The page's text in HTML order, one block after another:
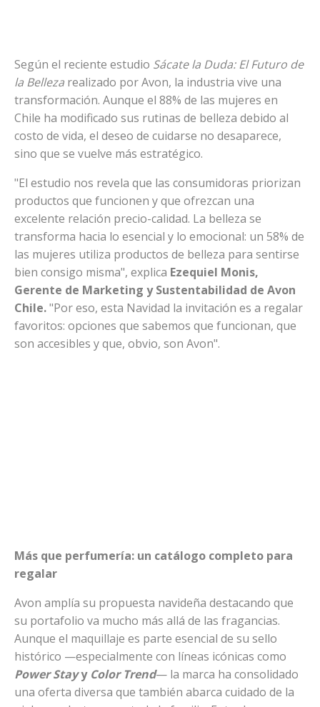
Según el reciente estudio Sácate la Duda: El Futuro de
la Belleza realizado por Avon, la industria vive una
transformación. Aunque el 88% de las mujeres en
Chile ha modificado sus rutinas de belleza debido al
costo de vida, el deseo de cuidarse no desaparece,
sino que se vuelve más estratégico.
"El estudio nos revela que las consumidoras priorizan
productos que funcionen y que ofrezcan una
excelente relación precio-calidad. La belleza se
transforma hacia lo esencial y lo emocional: un 58% de
las mujeres utiliza productos de belleza para sentirse
bien consigo misma", explica Ezequiel Monis,
Gerente de Marketing y Sustentabilidad de Avon
Chile."Por eso, esta Navidad la invitación es a regalar
favoritos: opciones que sabemos que funcionan, que
son accesibles y que, obvio, son Avon".
Más que perfumería: un catálogo completo para
regalar
Avon amplía su propuesta navideña destacando que
su portafolio va mucho más allá de las fragancias.
Aunque el maquillaje es parte esencial de su sello
histórico —especialmente con líneas icónicas como
Power Stayy Color Trend— la marca ha consolidado
una oferta diversa que también abarca cuidado de la